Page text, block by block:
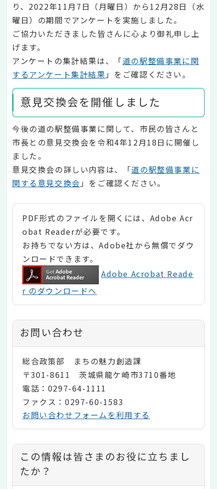
り、2022年11月7日（月曜日）から12月28日（水
曜日）の期間でアンケートを実施しました。
ご協力いただきました皆さんに心より御礼申し上
げます。
アンケートの集計結果は、「道の駅整備事業に関
するアンケート集計結果 」をご確認ください。
意見交換会を開催しました
今後の道の駅整備事業に関して、市民の皆さんと
市長との意見交換会を令和4年12月18日に開催し
ました。
意見交換会の詳しい内容は、「道の駅整備事業に
関する意見交換会 」をご確認ください。
PDF形式のファイルを開くには、Adobe Acr
obat Readerが必要です。
お持ちでない方は、Adobe社から無償でダウ
ンロードできます。
Adobe Acrobat Reade
r のダウンロードへ
お問い合わせ
総合政策部 まちの魅力創造課
〒301-8611 茨城県龍ケ崎市3710番地
電話：0297-64-1111
ファクス：0297-60-1583
お問い合わせフォームを利用する
コ
ン
この情報は皆さまのお役に立ちまし
たか？